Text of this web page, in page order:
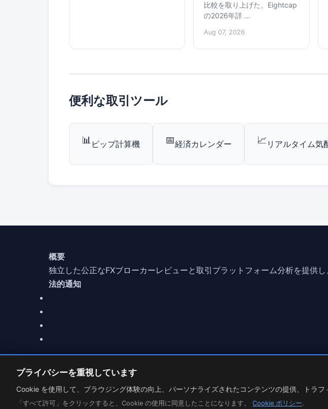
比較を取り上げた、Eightcap
の2026年詳 …
Aug 07, 2026
便利な取引ツール
📊 ピップ計算機 📅経済カレンダー 📈 リアルタイム気
プライバシーを重視しています
Cookie を使用して、ブラウジング体験の向上、パーソナライズされたコンテンツの提供、トラフ
「すべて許可」をクリックすると、Cookie の使用に同意したことになります。 Cookie ポリシー.
概要
独立した公正なFXブローカーレビューと取引プラットフォーム分析を提供
法的通知
© 2026 MarketCFD | FXブローカー レビュー. Trading involves risk.
Cookie 設定